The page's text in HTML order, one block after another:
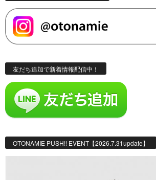
友だち追加で新着情報配信中！
OTONAMIE PUSH!! EVENT【2026.7.31update】